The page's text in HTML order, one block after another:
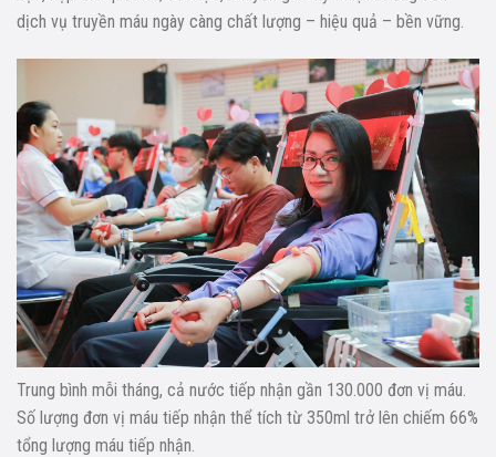
dịch vụ truyền máu ngày càng chất lượng – hiệu quả – bền vững.
Trung bình mỗi tháng, cả nước tiếp nhận gần 130.000 đơn vị máu.
Số lượng đơn vị máu tiếp nhận thể tích từ 350ml trở lên chiếm 66%
tổng lượng máu tiếp nhận.